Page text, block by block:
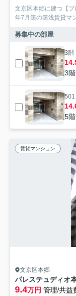
文京区本郷に建つ【
年7月築の築浅賃貸マ
募集中の部屋
3階
3
501
5
賃貸マンション
文京区本郷
パレステュディオ
9.4万円 管理/共益